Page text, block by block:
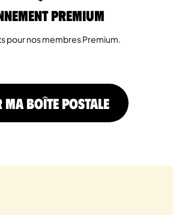
Premium
pour nos membres Premium.
MA BOÎTE POSTALE